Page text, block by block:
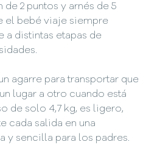
2 puntos y arnés de 5
el bebé viaje siempre
a distintas etapas de
agarre para transportar que
lugar a otro cuando está
de solo 4,7 kg, es ligero,
cada salida en una
y sencilla para los padres.